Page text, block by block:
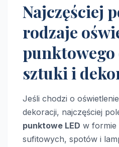
Najczęściej
rodzaje
punktowego
sztuki i
Jeśli chodzi o
dekoracji, najczęściej
punktowe LED w
sufitowych, spotów i